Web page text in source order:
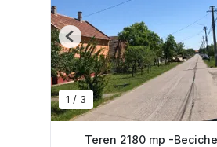
1 / 3
Previous
Teren 2180 mp -